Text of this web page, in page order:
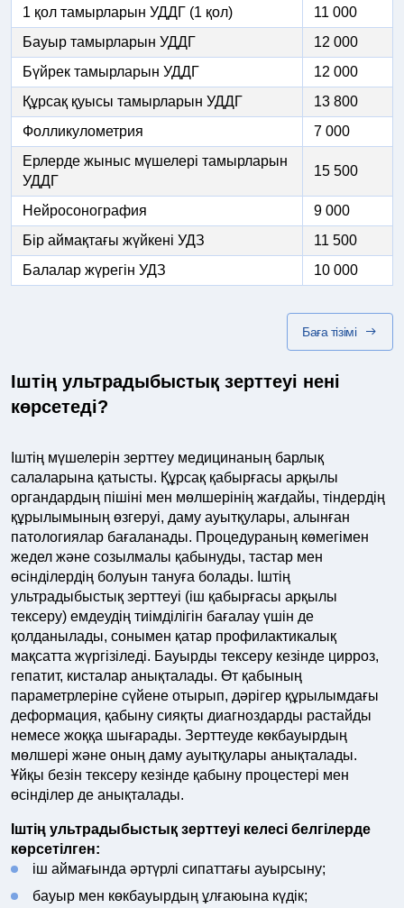
1 қол тамырларын УДДГ (1 қол)
11 000
Бауыр тамырларын УДДГ
12 000
Бүйрек тамырларын УДДГ
12 000
Құрсақ қуысы тамырларын УДДГ
13 800
Фолликулометрия
7 000
Ерлерде жыныс мүшелері тамырларын
УДДГ
15 500
Нейросонография
9 000
Бір аймақтағы жүйкені УДЗ
11 500
Балалар жүрегін УДЗ
10 000
Баға тізімі
Іштің ультрадыбыстық зерттеуі нені
көрсетеді?
Іштің мүшелерін зерттеу медицинаның барлық
салаларына қатысты. Құрсақ қабырғасы арқылы
органдардың пішіні мен мөлшерінің жағдайы, тіндердің
құрылымының өзгеруі, даму ауытқулары, алынған
патологиялар бағаланады. Процедураның көмегімен
жедел және созылмалы қабынуды, тастар мен
өсінділердің болуын тануға болады. Іштің
ультрадыбыстық зерттеуі (іш қабырғасы арқылы
тексеру) емдеудің тиімділігін бағалау үшін де
қолданылады, сонымен қатар профилактикалық
мақсатта жүргізіледі. Бауырды тексеру кезінде цирроз,
гепатит, кисталар анықталады. Өт қабының
параметрлеріне сүйене отырып, дәрігер құрылымдағы
деформация, қабыну сияқты диагноздарды растайды
немесе жоққа шығарады. Зерттеуде көкбауырдың
мөлшері және оның даму ауытқулары анықталады.
Ұйқы безін тексеру кезінде қабыну процестері мен
өсінділер де анықталады.
Іштің ультрадыбыстық зерттеуі келесі белгілерде
көрсетілген:
іш аймағында әртүрлі сипаттағы ауырсыну;
бауыр мен көкбауырдың ұлғаюына күдік;